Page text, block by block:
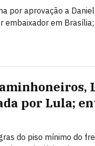
por aprovação a
embaixador em
por Lula;
do piso mínimo do